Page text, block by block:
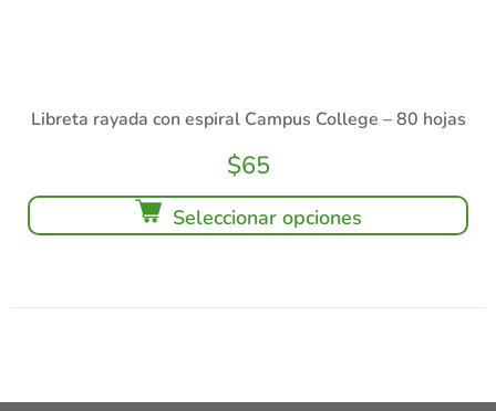
Libreta rayada con espiral Campus College – 80 hojas
$65
Seleccionar opciones